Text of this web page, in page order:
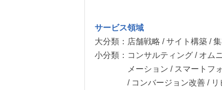
サービス領域
大分類： 店舗戦略 / サイト構築 /
小分類： コンサルティング / オム
メーション / スマートフ
/ コンバージョン改善 /